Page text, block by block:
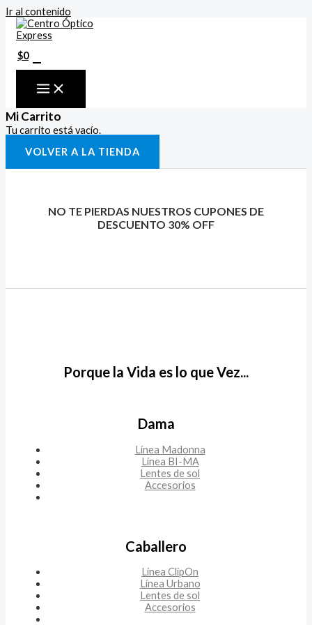
Ir al contenido
$0
Mi Carrito
Tu carrito está vacío.
VOLVER A LA TIENDA
NO TE PIERDAS NUESTROS CUPONES DE
DESCUENTO 30% OFF
Porque la Vida es lo que Vez...
Dama
Línea Madonna
Línea BI-MA
Lentes de sol
Accesorios
Caballero
Línea ClipOn
Línea Urbano
Lentes de sol
Accesorios